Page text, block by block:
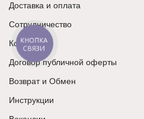
Доставка и оплата
Сотрудничество
Контакты
Договор публичной оферты
Возврат и Обмен
Инструкции
КНОПКА
СВЯЗИ